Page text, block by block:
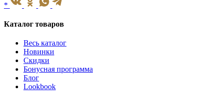
*
Каталог товаров
Весь каталог
Новинки
Скидки
Бонусная программа
Блог
Lookbook